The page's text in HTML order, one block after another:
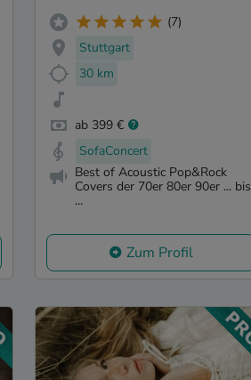
(7)
Stuttgart
30 km
ab 399 €
SofaConcert
Best of Acoustic Pop&Rock
Covers der 70er 80er 90er ... bis
...
Zum Profil